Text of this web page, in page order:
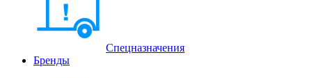
Спецназначения
Бренды